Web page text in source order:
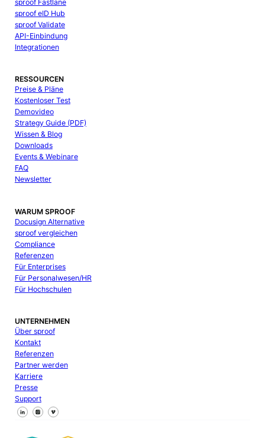
sproof Fastlane
sproof eID Hub
sproof Validate
API-Einbindung
Integrationen
RESSOURCEN
Preise & Pläne
Kostenloser Test
Demovideo
Strategy Guide (PDF)
Wissen & Blog
Downloads
Events & Webinare
FAQ
Newsletter
WARUM SPROOF
Docusign Alternative
sproof vergleichen
Compliance
Referenzen
Für Enterprises
Für Personalwesen/HR
Für Hochschulen
UNTERNEHMEN
Über sproof
Kontakt
Referenzen
Partner werden
Karriere
Presse
Support
Follow us on Facebook
Follow us on X
Follow us on LinkedIn